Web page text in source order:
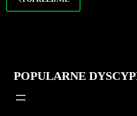
POPULARNE